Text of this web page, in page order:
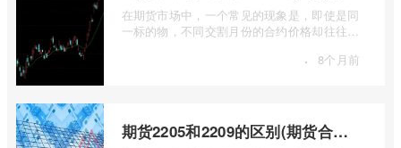
在期货市场中，一个常见的现象是，即使是同
一标的物，不同交割月份的合约价格却往往不
· 8个月前
期货2205和2209的区别(期货合约2205什么意思)